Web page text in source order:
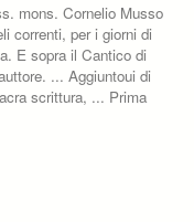
mons. Cornelio Musso
correnti, per i giorni di
E sopra il Cantico di
... Aggiuntoui di
scrittura, ... Prima